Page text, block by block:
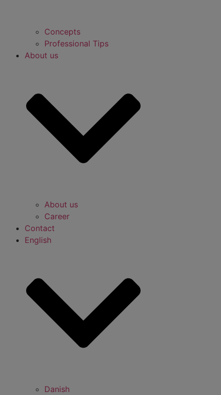
Concepts
Professional Tips
About us
About us
Career
Contact
English
Danish